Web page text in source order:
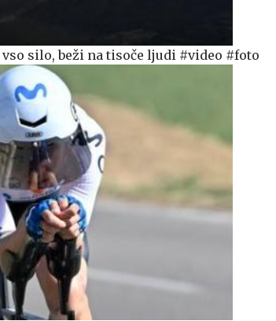
silo, beži na tisoče ljudi #video #foto